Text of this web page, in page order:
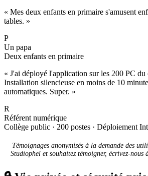
« Mes deux enfants en primaire s'amusent
tables. »
P
Un papa
Deux enfants en primaire
« J'ai déployé l'application sur les 200 PC
Installation silencieuse en moins de 10
automatiques. Super. »
R
Référent numérique
Collège public · 200 postes · Déploiement
Témoignages anonymisés à la demande des
Studiophel et souhaitez témoigner, écrivez-nous